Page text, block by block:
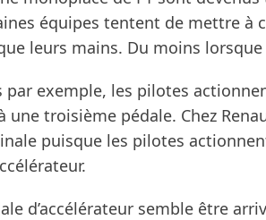
équipes tentent de mettre à
leurs mains. Du moins lorsque
par exemple, les pilotes
une troisième pédale. Chez
puisque les pilotes
d’accélérateur semble être